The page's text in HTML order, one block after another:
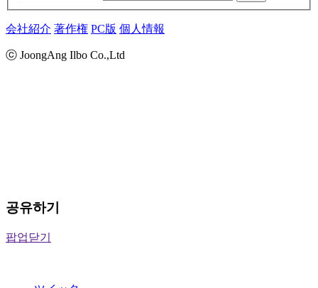
会社紹介 著作権 PC版 個人情報
ⓒ JoongAng Ilbo Co.,Ltd
공유하기
팝업닫기